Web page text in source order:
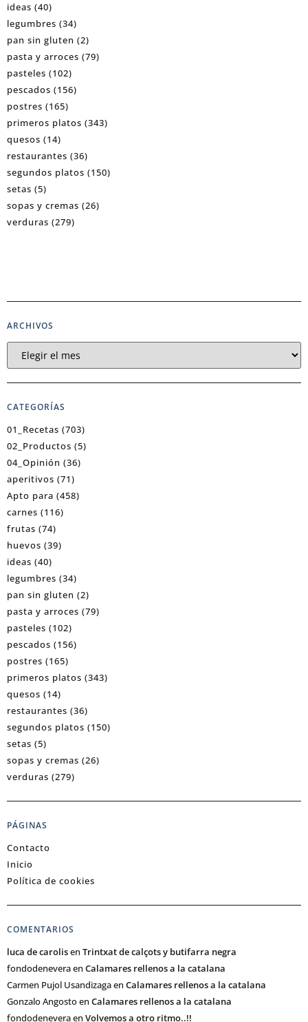
ideas (40)
legumbres (34)
pan sin gluten (2)
pasta y arroces (79)
pasteles (102)
pescados (156)
postres (165)
primeros platos (343)
quesos (14)
restaurantes (36)
segundos platos (150)
setas (5)
sopas y cremas (26)
verduras (279)
ARCHIVOS
CATEGORÍAS
01_Recetas (703)
02_Productos (5)
04_Opinión (36)
aperitivos (71)
Apto para (458)
carnes (116)
frutas (74)
huevos (39)
ideas (40)
legumbres (34)
pan sin gluten (2)
pasta y arroces (79)
pasteles (102)
pescados (156)
postres (165)
primeros platos (343)
quesos (14)
restaurantes (36)
segundos platos (150)
setas (5)
sopas y cremas (26)
verduras (279)
PÁGINAS
Contacto
Inicio
Política de cookies
COMENTARIOS
luca de carolisen Trintxat de calçots y butifarra negra
fondodeneveraen Calamares rellenos a la catalana
Carmen Pujol Usandizagaen Calamares rellenos a la catalana
Gonzalo Angostoen Calamares rellenos a la catalana
fondodeneveraen Volvemos a otro ritmo..!!